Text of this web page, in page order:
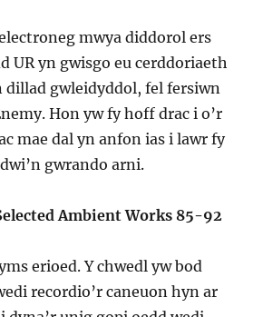
mwya diddorol ers
UR yn gwisgo eu cerddoriaeth
dillad gwleidyddol, fel fersiwn
Hon yw fy hoff drac i o’r
mae dal yn anfon ias i lawr fy
gwrando arni.
Ambient Works 85-92
erioed. Y chwedl yw bod
recordio’r caneuon hyn ar